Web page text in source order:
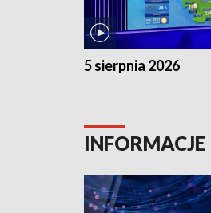
5 sierpnia 2026
INFORMACJE